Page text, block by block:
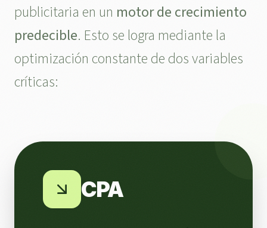
publicitaria en un motor de crecimiento
predecible. Esto se logra mediante la
optimización constante de dos variables
críticas:
CPA